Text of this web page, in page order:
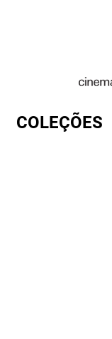
COLEÇÕES